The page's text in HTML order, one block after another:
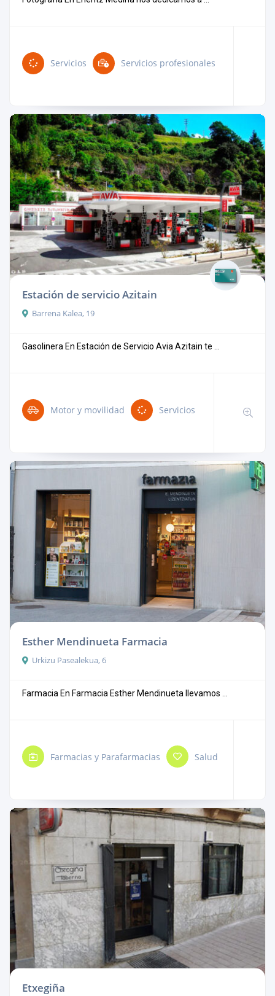
Servicios Servicios profesionales
Estación de servicio Azitain
Barrena Kalea, 19
Gasolinera En Estación de Servicio Avia Azitain te ...
Motor y movilidad Servicios
Esther Mendinueta Farmacia
Urkizu Pasealekua, 6
Farmacia En Farmacia Esther Mendinueta llevamos ...
Farmacias y Parafarmacias Salud
Etxegiña